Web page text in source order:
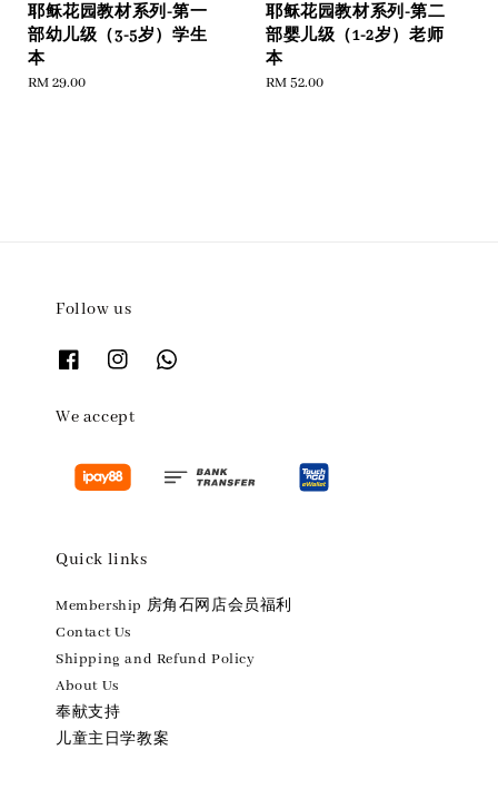
耶稣花园教材系列-第一
部幼儿级（3-5岁）学生
本
Regular
RM 29.00
耶稣花园教材系列-第二
部婴儿级（1-2岁）老师
本
Regular
RM 52.00
Follow us
We accept
Quick links
Membership 房角石网店会员福利
Contact Us
Shipping and Refund Policy
About Us
奉献支持
儿童主日学教案